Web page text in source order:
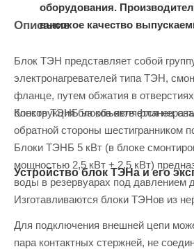
оборудования.
высокое качество
Описание
Блок ТЭН представляет собой
электронагревателей типа ТЭН,
фланце, путем обжатия в
блоков ТЭНБ на объекте фланец
обратной стороны шестигранником
Блоки ТЭНБ 5 кВт (в блоке
мощностью 2,5 кВт + 2,5 кВт)
воды в резервуарах под давлением
Изготавливаются блоки ТЭНов из
Конструкция блоков является
Устройство блок ТЭНа и его
Для подключения внешней цепи
пара контактных стержней, не